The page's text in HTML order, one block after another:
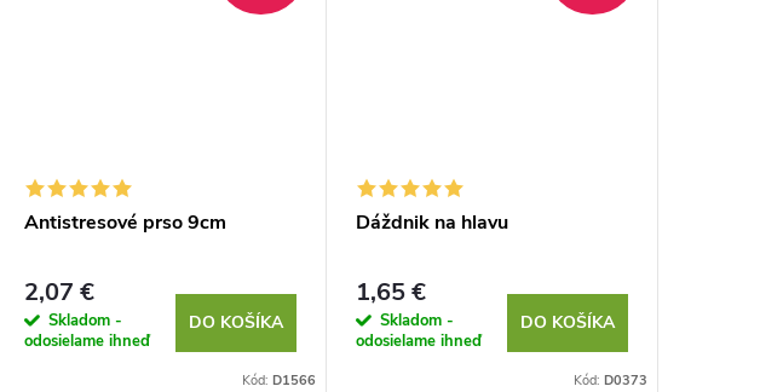
Antistresové prso 9cm
2,07 €
Skladom -
odosielame ihneď
DO KOŠÍKA
Kód: D1566
Dáždnik na hlavu
1,65 €
Skladom -
odosielame ihneď
DO KOŠÍKA
Kód: D0373